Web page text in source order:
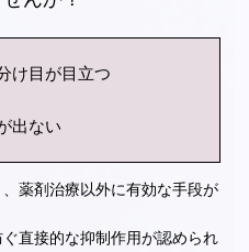
け目が目立つ
出ない
薬剤治療以外に有効な手段が
直接的な抑制作用が認められ